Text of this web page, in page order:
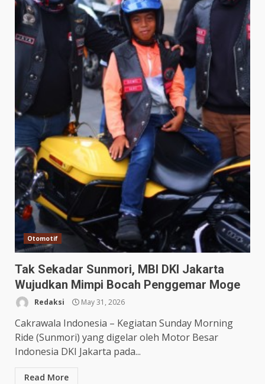
Otomotif
Tak Sekadar Sunmori, MBI DKI Jakarta
Wujudkan Mimpi Bocah Penggemar Moge
Redaksi May 31, 2026
Cakrawala Indonesia – Kegiatan Sunday Morning
Ride (Sunmori) yang digelar oleh Motor Besar
Indonesia DKI Jakarta pada...
Read More